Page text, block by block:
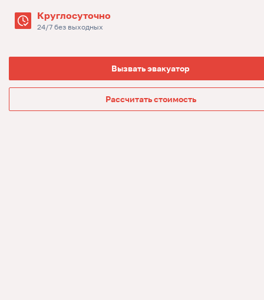
Круглосуточно
24/7 без выходных
Вызвать эвакуатор
Вызвать
Рассчитать стоимость